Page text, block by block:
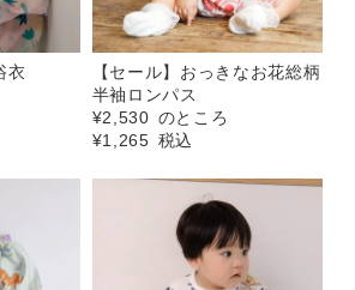
衣
【セール】おっきなお花総柄
半袖ロンパス
¥2,530 のところ
¥1,265 税込